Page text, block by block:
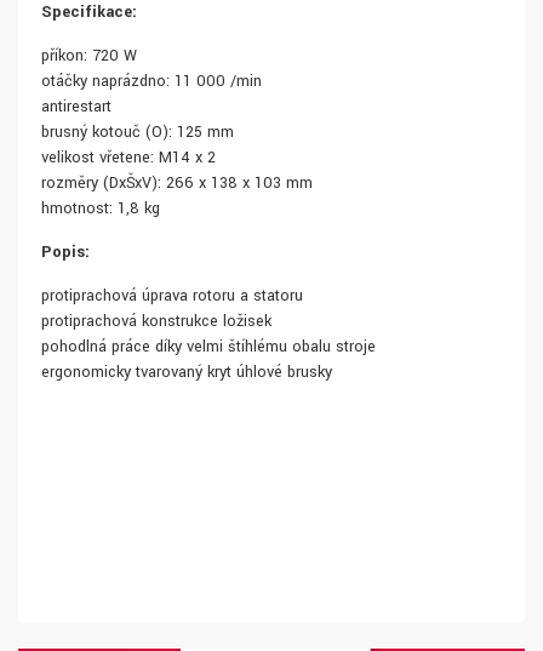
Specifikace:
příkon: 720 W
otáčky naprázdno: 11 000 /min
antirestart
brusný kotouč (O): 125 mm
velikost vřetene: M14 x 2
rozměry (DxŠxV): 266 x 138 x 103 mm
hmotnost: 1,8 kg
Popis:
protiprachová úprava rotoru a statoru
protiprachová konstrukce ložisek
pohodlná práce díky velmi štíhlému obalu stroje
ergonomicky tvarovaný kryt úhlové brusky